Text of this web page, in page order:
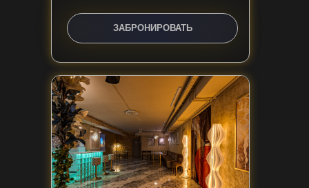
ЗАКАЗАТЬ ЗВОНОК
ЗАБРОНИРОВАТЬ